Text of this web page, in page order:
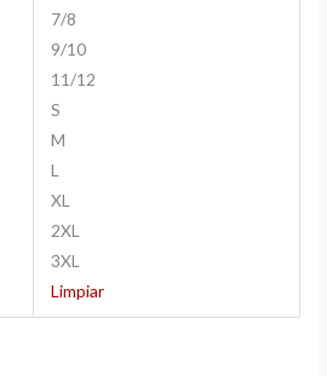
7/8
9/10
11/12
S
M
L
XL
2XL
3XL
Limpiar